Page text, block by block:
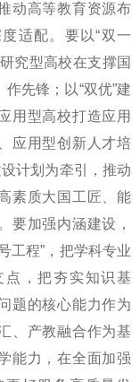
动高等教育资源布
适配。要以“双一
究型高校在支撑国
先锋；以“双优”建
用型高校打造应用
应用型创新人才培
计划为牵引，推动
素质大国工匠、能
要加强内涵建设，
工程”，把学科专业
，把夯实知识基
题的核心能力作为
、产教融合作为基
能力，在全面加强